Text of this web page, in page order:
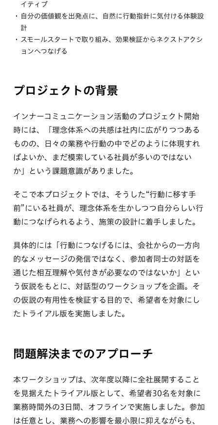
イティブ
自分の価値観を出発点に、自然に行動指針に気付ける体験設
計
スモールスタートで取り組み、効果検証からネクストアクシ
ョンへつなげる
プロジェクトの背景
インナーコミュニケーション活動のプロジェクト開始
時には、「理念体系への共感は社内に広がりつつある
ものの、日々の業務や行動の中でどのように体現すれ
ばよいか、まだ模索している社員が多いのではない
か」という課題意識がありました。
そこで本プロジェクトでは、そうした“行動に移す手
前”にいる社員が、理念体系を生かしつつ自分らしい行
動につなげられるよう、施策の設計に着手しました。
具体的には「行動につなげるには、会社からの一方向
的なメッセージの発信ではなく、参加者同士の対話を
通じた相互理解や気付きが必要なのではないか」とい
う仮説をもとに、対話型のワークショップを企画。そ
の仮説の有用性を検証する目的で、希望者を対象にし
たトライアル版を実施しました。
問題解決までのアプローチ
本ワークショップは、次年度以降に全社展開すること
を見据えたトライアル版として、希望者30名を対象に
業務時間外の3日間、オフラインで実施しました。参加
は任意とし、業務への影響を最小限に抑えながらも、